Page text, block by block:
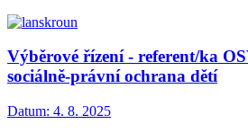
Výběrové řízení - referent/ka
sociálně-právní ochrana dětí
Datum: 4. 8. 2025